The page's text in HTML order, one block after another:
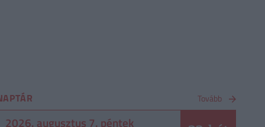
Tovább
2026. augusztus 7. péntek